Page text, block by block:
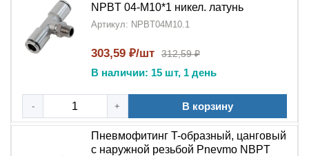
Надежное соединение:Пневмофитинг T-
образный тройникобеспечивает герметичность
благодаря
резьбе NPT
латунь гарантирует устойчивость к коррозии и
механическим повреждениям
Удобство монтажа:Цанговая
NPBT 04-M10*1 никел. латунь
Артикул: NPBT04M10.1
303,59 ₽/шт 312,59 ₽
В наличии: 15 шт, 1 день
- + В корзину
Пневмофитинг T-образный, цанговый
с наружной резьбой Pnevmo NBPT